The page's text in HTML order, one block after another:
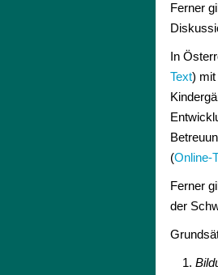
Ferner
In
Text) mit
(Online-
Ferner
der